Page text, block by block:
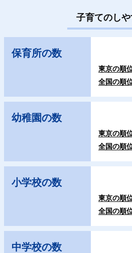
子育てのしや
保育所の数
東京の順
全国の順
幼稚園の数
東京の順
全国の順
小学校の数
東京の順
全国の順
中学校の数